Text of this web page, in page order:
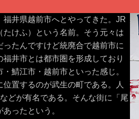
福井県越前市へとやってきた。JR
たけふ）という名前。そう元々は
たんですけど統廃合で越前市に
井市とは都市圏を形成しており
鯖江市・越前市といった感じ。
置するのが武生の町である。人
どが有名である。そんな街に「尾
ったという。